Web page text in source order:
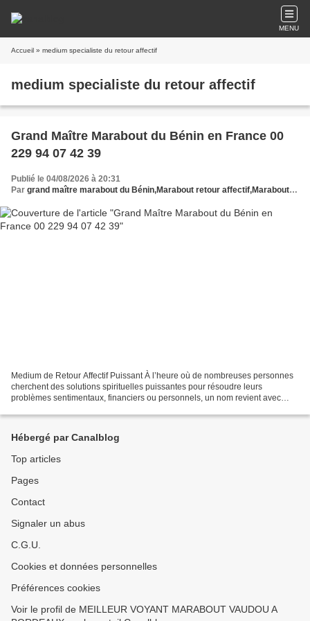
MENU
Accueil » medium specialiste du retour affectif
medium specialiste du retour affectif
Grand Maître Marabout du Bénin en France 00
229 94 07 42 39
Publié le 04/08/2026 à 20:31
Par grand maître marabout du Bénin,Marabout retour affectif,Marabout puissant en France,Patrice Dekpo marabout bénin,Retour affectif rapide et efficace, Marabout sérieux béninois,Medium puissant,
Medium de Retour Affectif Puissant À l’heure où de nombreuses personnes
cherchent des solutions spirituelles puissantes pour résoudre leurs
problèmes sentimentaux, financiers ou personnels, un nom revient avec
Hébergé par Canalblog
Top articles
Pages
Contact
Signaler un abus
C.G.U.
Cookies et données personnelles
Préférences cookies
Voir le profil de MEILLEUR VOYANT MARABOUT VAUDOU A